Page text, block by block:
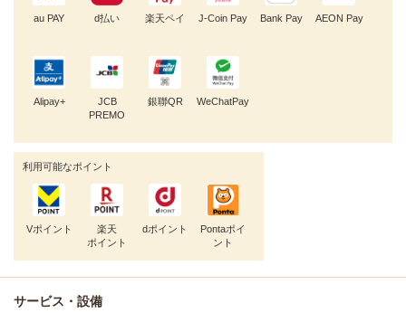
au PAY d払い 楽天ペイ J-Coin Pay Bank Pay AEON Pay
Alipay+
JCB
PREMO
銀聯QR WeChatPay
利用可能なポイント
Vポイント
楽天
ポイント
dポイント
Pontaポイ
ント
サービス・設備